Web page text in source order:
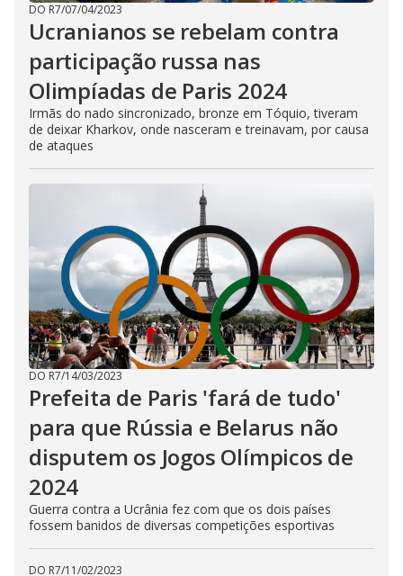
DO R7/07/04/2023
Ucranianos se rebelam contra
participação russa nas
Olimpíadas de Paris 2024
Irmãs do nado sincronizado, bronze em Tóquio, tiveram
de deixar Kharkov, onde nasceram e treinavam, por causa
de ataques
DO R7/14/03/2023
Prefeita de Paris 'fará de tudo'
para que Rússia e Belarus não
disputem os Jogos Olímpicos de
2024
Guerra contra a Ucrânia fez com que os dois países
fossem banidos de diversas competições esportivas
DO R7/11/02/2023